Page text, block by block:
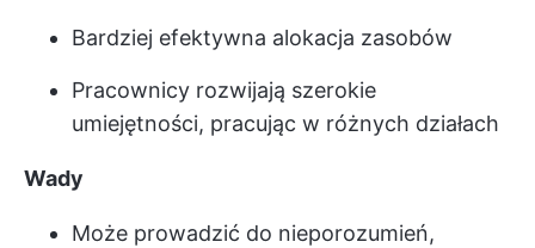
Bardziej efektywna alokacja zasobów
Pracownicy rozwijają szerokie
umiejętności, pracując w różnych działach
Wady
Może prowadzić do nieporozumień,